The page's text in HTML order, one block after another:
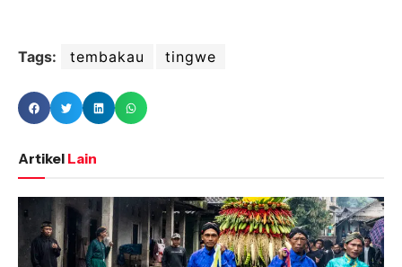
Tags: tembakau tingwe
Artikel Lain